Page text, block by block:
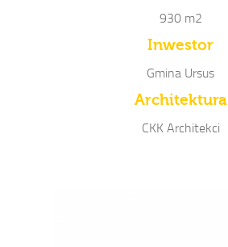
930 m2
Inwestor
Gmina Ursus
Architektura
CKK Architekci